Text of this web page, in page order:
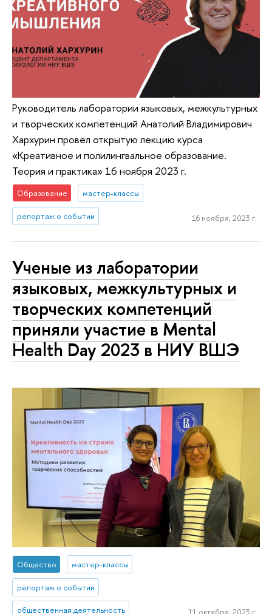
Руководитель лаборатории языковых, межкультурных
и творческих компетенций Анатолий Владимирович
Хархурин провел открытую лекцию курса
«Креативное и полилингвальное образование.
Теория и практика» 16 ноября 2023 г.
Образование мастер-классы
репортаж о событии 16 ноября, 2023 г.
Ученые из лаборатории
языковых, межкультурных и
творческих компетенций
приняли участие в Mental
Health Day 2023 в НИУ ВШЭ
Общество мастер-классы
репортаж о событии
общественная деятельность 11 октября, 2023 г.